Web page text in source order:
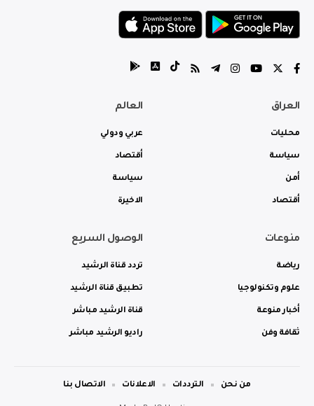
العراق
محليات
سياسة
أمن
أقتصاد
العالم
عربي ودولي
أقتصاد
سياسة
الاخيرة
منوعات
رياضة
علوم وتكنولوجيا
أخبار منوعة
ثقافة وفن
الوصول السريع
تردد قناة الرشيد
تطبيق قناة الرشيد
قناة الرشيد مباشر
راديو الرشيد مباشر
من نحن الترددات الاعلانات الاتصال بنا